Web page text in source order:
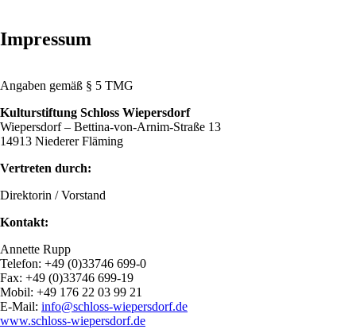
Impressum
Angaben gemäß § 5 TMG
Kulturstiftung Schloss Wiepersdorf
Wiepersdorf – Bettina-von-Arnim-Straße 13
14913 Niederer Fläming
Vertreten durch:
Direktorin / Vorstand
Kontakt:
Annette Rupp
Telefon: +49 (0)33746 699-0
Fax: +49 (0)33746 699-19
Mobil: +49 176 22 03 99 21
E-Mail: info@schloss-wiepersdorf.de
www.schloss-wiepersdorf.de